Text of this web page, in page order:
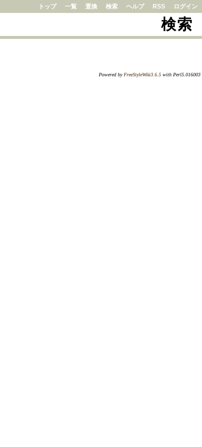
トップ 一覧 置換 検索 ヘルプ RSS ログイン
検索
Powered by FreeStyleWiki3.6.5 with Perl5.016003